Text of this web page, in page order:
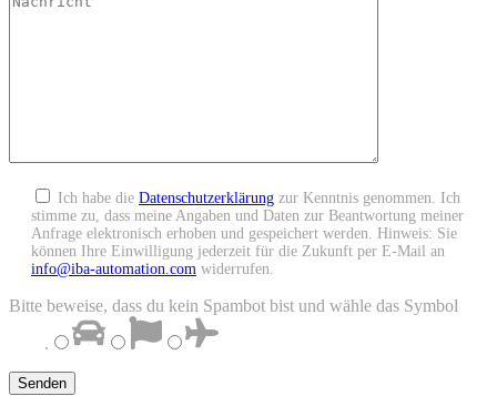
Ich habe die Datenschutzerklärung zur Kenntnis genommen. Ich
stimme zu, dass meine Angaben und Daten zur Beantwortung meiner
Anfrage elektronisch erhoben und gespeichert werden. Hinweis: Sie
können Ihre Einwilligung jederzeit für die Zukunft per E-Mail an
info@iba-automation.com widerrufen.
Bitte beweise, dass du kein Spambot bist und wähle das Symbol
.